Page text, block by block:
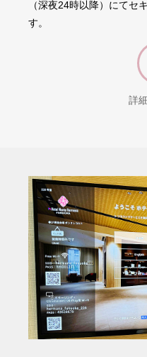
（深夜24時以降）にてセ
す。
詳